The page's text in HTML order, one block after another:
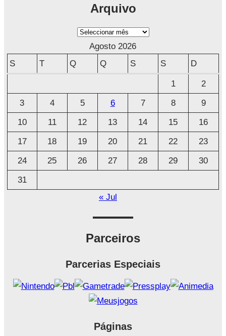
Arquivo
A
v
o
Agosto 2026
S
T Q Q S S D
1
2
3
4 5 6 7 8
9
10
11 12 13 14 15
16
17
18 19 20 21 22
23
24
25 26 27 28 29
30
31
« Jul
Parceiros
Parcerias Especiais
Páginas